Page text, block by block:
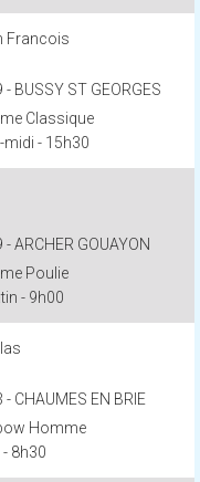
Francois
BUSSY ST GEORGES
Classique
- 15h30
ARCHER GOUAYON
Poulie
- 9h00
CHAUMES EN BRIE
Homme
8h30